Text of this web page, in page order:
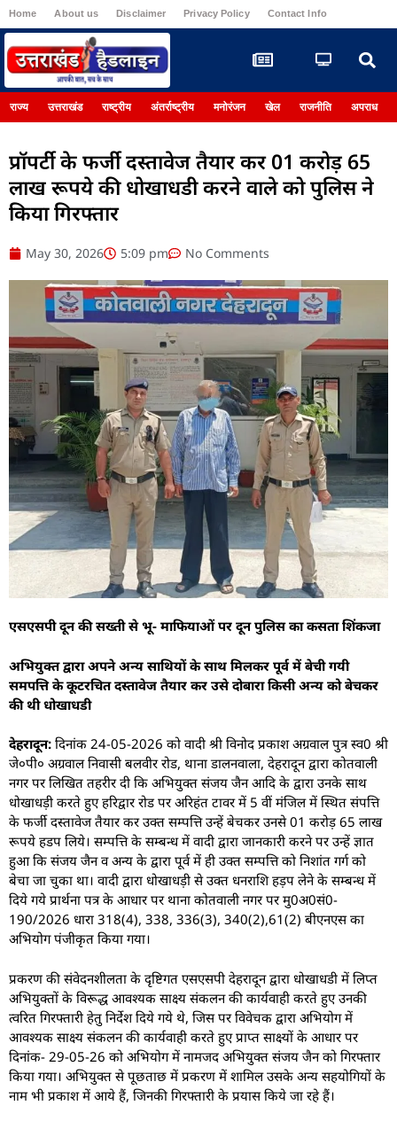
Home About us Disclaimer Privacy Policy Contact Info
राज्य उत्तराखंड राष्ट्रीय अंतर्राष्ट्रीय मनोरंजन खेल राजनीति अपराध
प्रॉपर्टी के फर्जी दस्तावेज तैयार कर 01 करोड़ 65
लाख रूपये की धोखाधडी करने वाले को पुलिस ने
किया गिरफ्तार
May 30, 2026 5:09 pm No Comments
एसएसपी दून की सख्ती से भू- माफियाओं पर दून पुलिस का कसता शिंकजा
अभियुक्त द्वारा अपने अन्य साथियों के साथ मिलकर पूर्व में बेची गयी
समपत्ति के कूटरचित दस्तावेज तैयार कर उसे दोबारा किसी अन्य को बेचकर
की थी धोखाधडी
देहरादून: दिनांक 24-05-2026 को वादी श्री विनोद प्रकाश अग्रवाल पुत्र स्व0 श्री
जे०पी० अग्रवाल निवासी बलवीर रोड, थाना डालनवाला, देहरादून द्वारा कोतवाली
नगर पर लिखित तहरीर दी कि अभियुक्त संजय जैन आदि के द्वारा उनके साथ
धोखाधड़ी करते हुए हरिद्वार रोड पर अरिहंत टावर में 5 वीं मंजिल में स्थित संपत्ति
के फर्जी दस्तावेज तैयार कर उक्त सम्पत्ति उन्हें बेचकर उनसे 01 करोड़ 65 लाख
रूपये हडप लिये। सम्पत्ति के सम्बन्ध में वादी द्वारा जानकारी करने पर उन्हें ज्ञात
हुआ कि संजय जैन व अन्य के द्वारा पूर्व में ही उक्त सम्पत्ति को निशांत गर्ग को
बेचा जा चुका था। वादी द्वारा धोखाधड़ी से उक्त धनराशि हड़प लेने के सम्बन्ध में
दिये गये प्रार्थना पत्र के आधार पर थाना कोतवाली नगर पर मु0अ0सं0-
190/2026 धारा 318(4), 338, 336(3), 340(2),61(2) बीएनएस का
अभियोग पंजीकृत किया गया।
प्रकरण की संवेदनशीलता के दृष्टिगत एसएसपी देहरादून द्वारा धोखाधडी में लिप्त
अभियुक्तों के विरूद्ध आवश्यक साक्ष्य संकलन की कार्यवाही करते हुए उनकी
त्वरित गिरफ्तारी हेतु निर्देश दिये गये थे, जिस पर विवेचक द्वारा अभियोग में
आवश्यक साक्ष्य संकलन की कार्यवाही करते हुए प्राप्त साक्ष्यों के आधार पर
दिनांक- 29-05-26 को अभियोग में नामजद अभियुक्त संजय जैन को गिरफ्तार
किया गया। अभियुक्त से पूछताछ में प्रकरण में शामिल उसके अन्य सहयोगियों के
नाम भी प्रकाश में आये हैं, जिनकी गिरफ्तारी के प्रयास किये जा रहे हैं।